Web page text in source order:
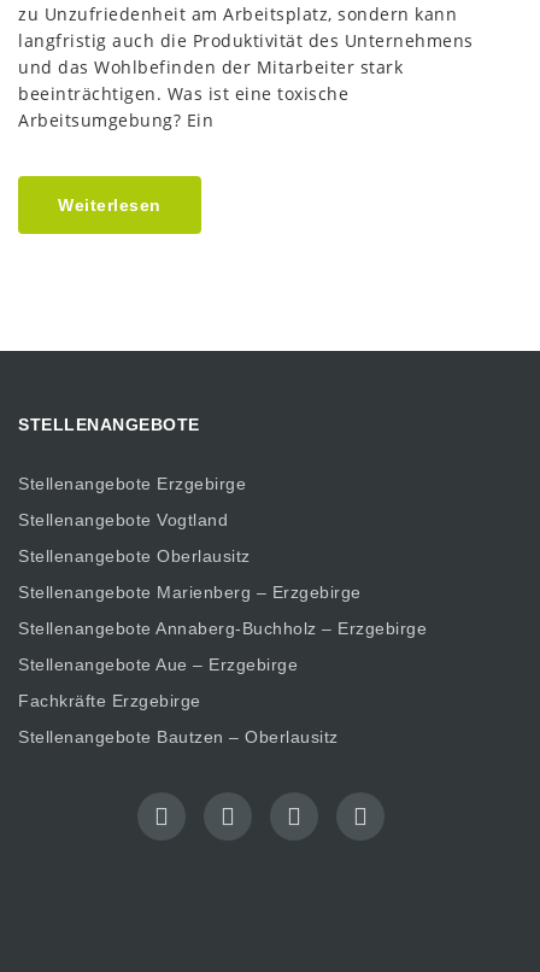
zu Unzufriedenheit am Arbeitsplatz, sondern kann
langfristig auch die Produktivität des Unternehmens
und das Wohlbefinden der Mitarbeiter stark
beeinträchtigen. Was ist eine toxische
Arbeitsumgebung? Ein
Weiterlesen
STELLENANGEBOTE
Stellenangebote Erzgebirge
Stellenangebote Vogtland
Stellenangebote Oberlausitz
Stellenangebote Marienberg – Erzgebirge
Stellenangebote Annaberg-Buchholz – Erzgebirge
Stellenangebote Aue – Erzgebirge
Fachkräfte Erzgebirge
Stellenangebote Bautzen – Oberlausitz